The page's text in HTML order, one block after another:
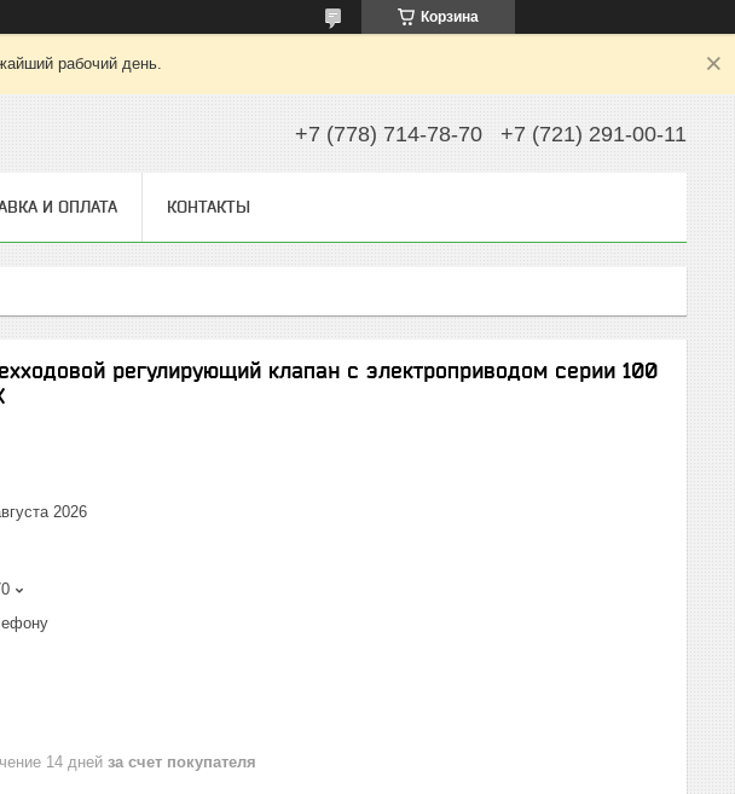
Корзина
рабочий день.
+7 (778) 714-78-70 +7 (721) 291-00-11
И ОПЛАТА КОНТАКТЫ
регулирующий клапан с электроприводом серии 100
2026
14 дней за счет покупателя